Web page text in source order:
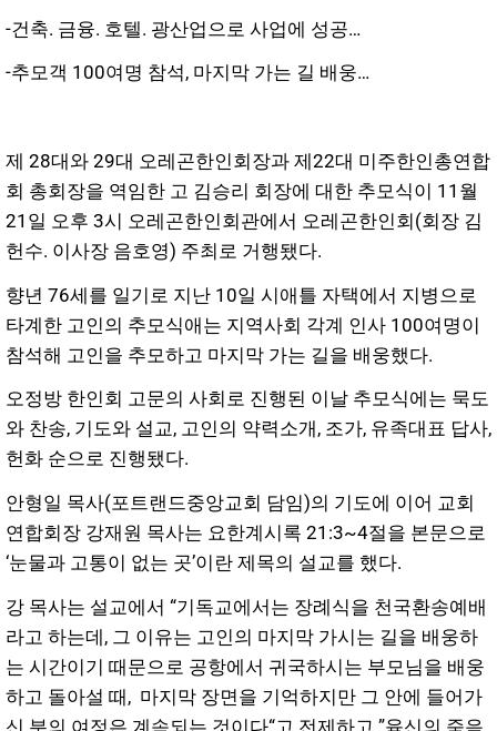
-건축. 금융. 호텔. 광산업으로 사업에 성공…
-추모객 100여명 참석, 마지막 가는 길 배웅…
제 28대와 29대 오레곤한인회장과 제22대 미주한인총연합
회 총회장을 역임한 고 김승리 회장에 대한 추모식이 11월
21일 오후 3시 오레곤한인회관에서 오레곤한인회(회장 김
헌수. 이사장 음호영) 주최로 거행됐다.
향년 76세를 일기로 지난 10일 시애틀 자택에서 지병으로
타계한 고인의 추모식애는 지역사회 각계 인사 100여명이
참석해 고인을 추모하고 마지막 가는 길을 배웅했다.
오정방 한인회 고문의 사회로 진행된 이날 추모식에는 묵도
와 찬송, 기도와 설교, 고인의 약력소개, 조가, 유족대표 답사,
헌화 순으로 진행됐다.
안형일 목사(포트랜드중앙교회 담임)의 기도에 이어 교회
연합회장 강재원 목사는 요한계시록 21:3~4절을 본문으로
‘눈물과 고통이 없는 곳’이란 제목의 설교를 했다.
강 목사는 설교에서 “기독교에서는 장례식을 천국환송예배
라고 하는데, 그 이유는 고인의 마지막 가시는 길을 배웅하
는 시간이기 때문으로 공항에서 귀국하시는 부모님을 배웅
하고 돌아설 때, 마지막 장면을 기억하지만 그 안에 들어가
신 분의 여정은 계속되는 것이다“고 전제하고 ”육신의 죽음